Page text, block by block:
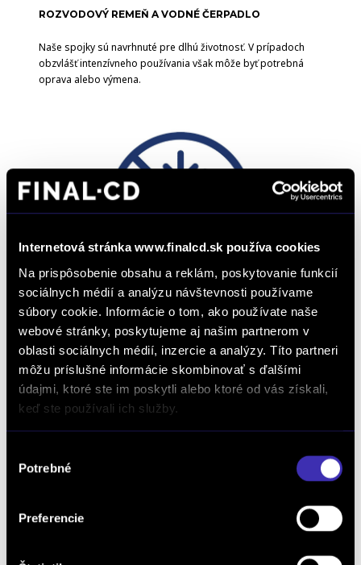
Internetová stránka www.finalcd.sk používa cookies
Na prispôsobenie obsahu a reklám, poskytovanie funkcií
sociálnych médií a analýzu návštevnosti používame
súbory cookie. Informácie o tom, ako používate naše
webové stránky, poskytujeme aj našim partnerom v
oblasti sociálnych médií, inzercie a analýzy. Títo partneri
môžu príslušné informácie skombinovať s ďalšími
údajmi, ktoré ste im poskytli alebo ktoré od vás získali,
keď ste používali ich služby.
súhlasu
Potrebné
Preferencie
ROZVODOVÝ REMEŇ A VODNÉ ČERPADLO
Naše spojky sú navrhnuté pre dlhú životnosť. V prípadoch
obzvlášť intenzívneho používania však môže byť potrebná
oprava alebo výmena.
OCHRANA PROTI MRAZU
Pri rozsvietení príslušnej kontrolky je potrebné bezodkladne
doplniť chladiacu kvapalinu a nemrznúcu zmes.